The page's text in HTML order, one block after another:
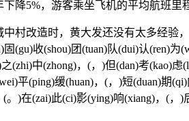
降5%，游客乘坐飞机的平均航班里
村改造时，黄大发还没有太多经验
固(gu)收(shou)团(tuan)队(dui)认(ren)
(zhi)中(zhong)，(，)但(dan)考(kao)
平(ping)缓(huan)，(，)短(duan)期
。)在(zai)此(ci)影(ying)响(xiang)，(，